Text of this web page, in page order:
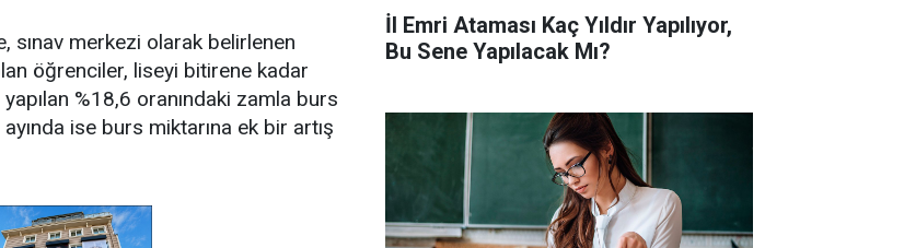
sınav merkezi olarak belirlenen
öğrenciler, liseyi bitirene kadar
%18,6 oranındaki zamla burs
ise burs miktarına ek bir artış
İl Emri Ataması Kaç Yıldır Yapılıyor,
Bu Sene Yapılacak Mı?